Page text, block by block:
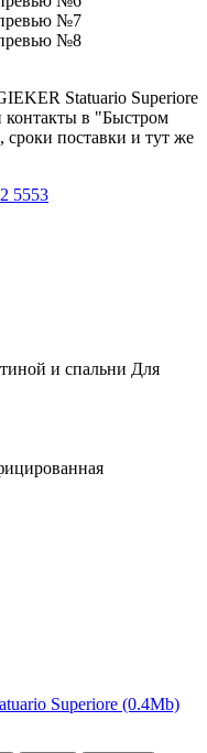
Statuario Superiore
контакты в "Быстром
поставки и тут же
5553
и спальни Для
Superiore (0.4Mb)